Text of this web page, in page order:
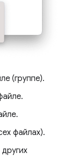
(группе).
файлах).